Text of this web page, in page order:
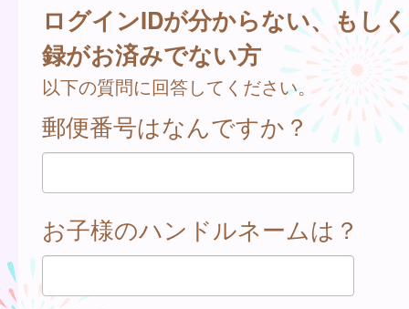
ログインIDが分からない、もし
録がお済みでない方
以下の質問に回答してください。
郵便番号はなんですか？
お子様のハンドルネームは？